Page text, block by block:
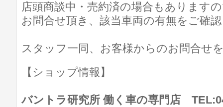
店頭商談中・売約済の場合もあります
お問合せ頂き、該当車両の有無をご確
スタッフ一同、お客様からのお問合せ
【ショップ情報】
バントラ研究所 働く車の専門店